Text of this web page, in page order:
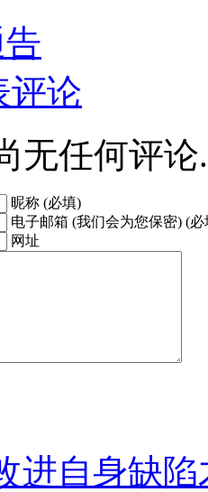
评论
无任何评论.
昵称 (必填)
电子邮箱 (我们会为您保密) (必
网址
进自身缺